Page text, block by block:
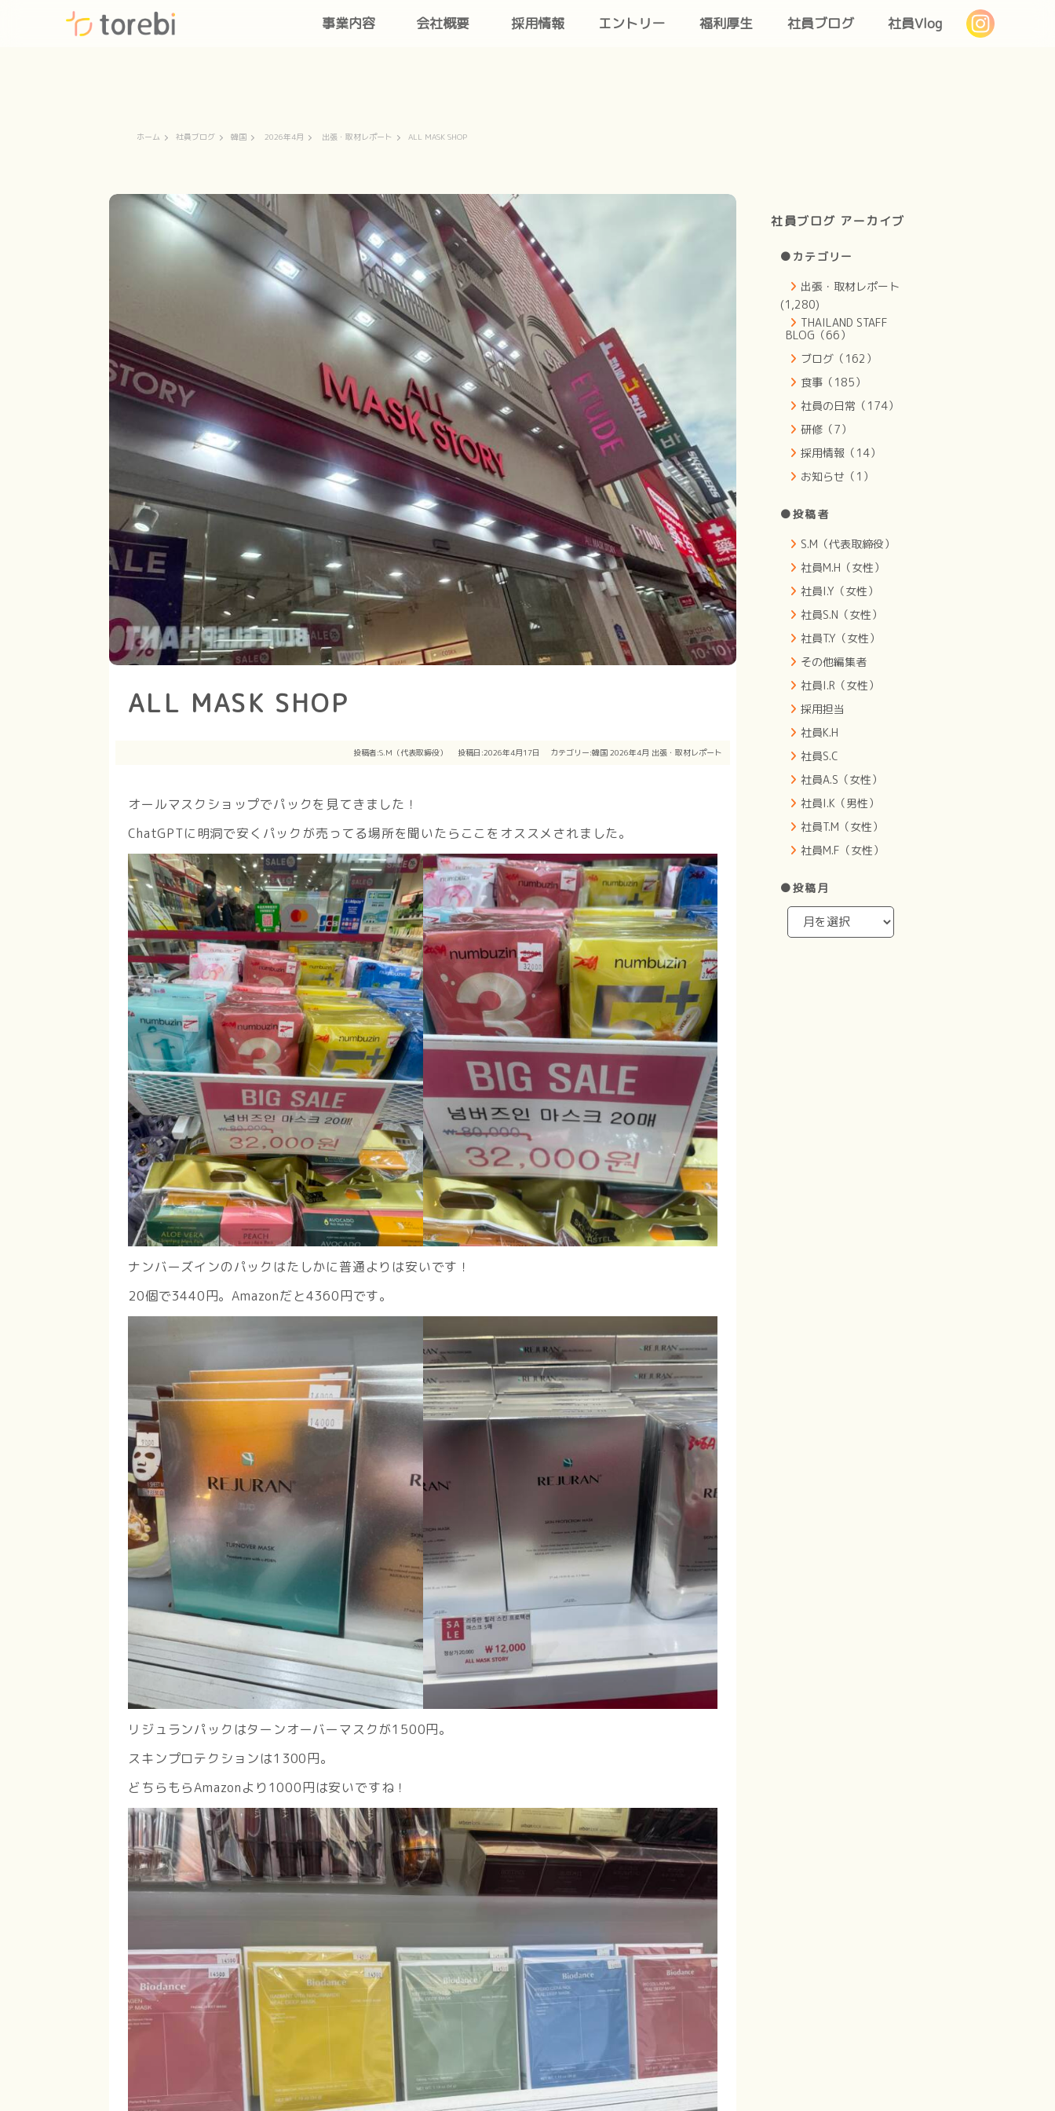
事業内容 会社概要 採用情報 エントリー 福利厚生 社員ブログ 社員Vlog
ホーム 社員ブログ 韓国 2026年4月 出張・取材レポート ALL MASK SHOP
ALL MASK SHOP
投稿者:S.M（代表取締役） 投稿日:2026年4月17日 カテゴリー:韓国 2026年4月 出張・取材レポート
オールマスクショップでパックを見てきました！
ChatGPTに明洞で安くパックが売ってる場所を聞いたらここをオススメされました。
ナンバーズインのパックはたしかに普通よりは安いです！
20個で3440円。Amazonだと4360円です。
リジュランパックはターンオーバーマスクが1500円。
スキンプロテクションは1300円。
どちらもらAmazonより1000円は安いですね！
社員ブログ アーカイブ
●カテゴリー
出張・取材レポート
(1,280)
THAILAND STAFF
BLOG（66）
ブログ（162）
食事（185）
社員の日常（174）
研修（7）
採用情報（14）
お知らせ（1）
●投稿者
S.M（代表取締役）
社員M.H（女性）
社員I.Y（女性）
社員S.N（女性）
社員T.Y（女性）
その他編集者
社員I.R（女性）
採用担当
社員K.H
社員S.C
社員A.S（女性）
社員I.K（男性）
社員T.M（女性）
社員M.F（女性）
●投稿月